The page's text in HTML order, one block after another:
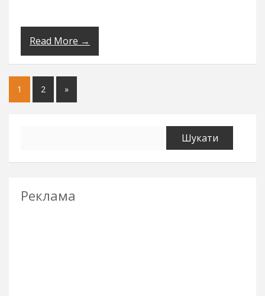
Read More →
1 2 »
Реклама